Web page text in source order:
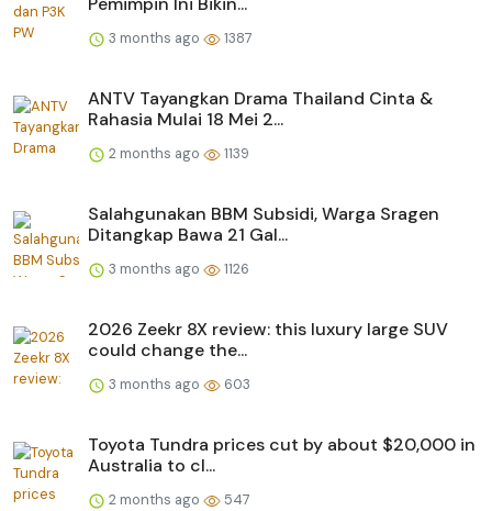
3 months ago 1387
ANTV Tayangkan Drama Thailand Cinta &
Rahasia Mulai 18 Mei 2...
2 months ago 1139
Salahgunakan BBM Subsidi, Warga Sragen
Ditangkap Bawa 21 Gal...
3 months ago 1126
2026 Zeekr 8X review: this luxury large SUV
could change the...
3 months ago 603
Toyota Tundra prices cut by about $20,000 in
Australia to cl...
2 months ago 547